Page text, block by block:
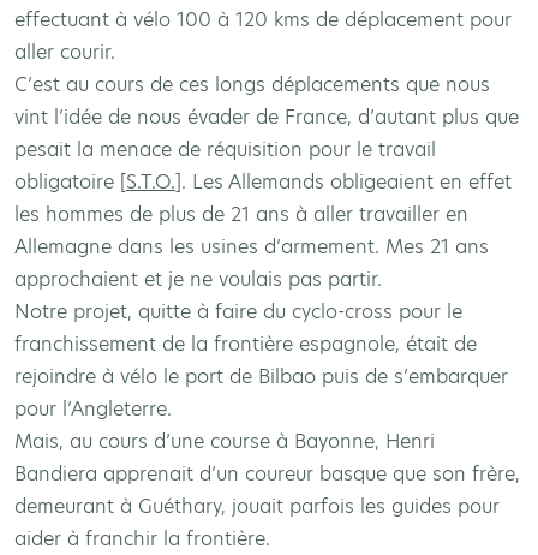
effectuant à vélo 100 à 120 kms de déplacement pour
aller courir.
C’est au cours de ces longs déplacements que nous
vint l’idée de nous évader de France, d’autant plus que
pesait la menace de réquisition pour le travail
obligatoire [S.T.O.]. Les Allemands obligeaient en effet
les hommes de plus de 21 ans à aller travailler en
Allemagne dans les usines d’armement. Mes 21 ans
approchaient et je ne voulais pas partir.
Notre projet, quitte à faire du cyclo-cross pour le
franchissement de la frontière espagnole, était de
rejoindre à vélo le port de Bilbao puis de s’embarquer
pour l’Angleterre.
Mais, au cours d’une course à Bayonne, Henri
Bandiera apprenait d’un coureur basque que son frère,
demeurant à Guéthary, jouait parfois les guides pour
aider à franchir la frontière.